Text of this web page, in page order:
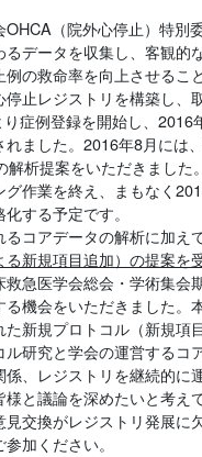
（院外心停止）特別
データを収集し、客観的
例の救命率を向上させるこ
止レジストリを構築し、
症例登録を開始し、2016
れました。2016年8月には
解析提案をいただきました
グ作業を終え、まもなく
する予定です。
コアデータの解析に加えて
る新規項目追加）の提案を
急医学会総会・学術集会
る機会をいただきました。
た新規プロトコル（新規項
ル研究と学会の運営するコ
係、レジストリを継続的に
と議論を深めたいと考え
見交換がレジストリ発展に
加ください。